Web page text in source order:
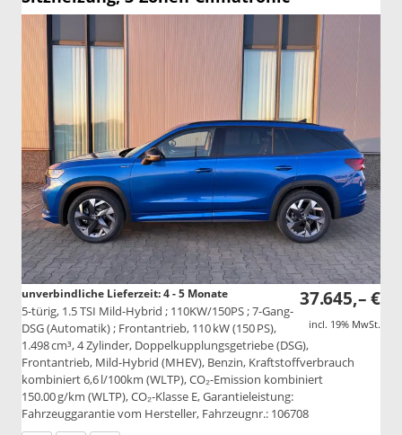
37.645,– €
incl. 19% MwSt.
unverbindliche Lieferzeit: 4 - 5 Monate
5-türig, 1.5 TSI Mild-Hybrid ; 110KW/150PS ; 7-Gang-
DSG (Automatik) ; Frontantrieb, 110 kW (150 PS),
1.498 cm³, 4 Zylinder, Doppelkupplungsgetriebe (DSG),
Frontantrieb, Mild-Hybrid (MHEV), Benzin, Kraftstoffverbrauch
kombiniert 6,6 l/100km (WLTP), CO₂-Emission kombiniert
150.00 g/km (WLTP), CO₂-Klasse E, Garantieleistung:
Fahrzeuggarantie vom Hersteller, Fahrzeugnr.: 106708